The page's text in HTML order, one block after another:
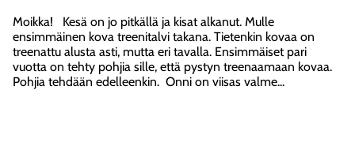
Moikka! Kesä on jo pitkällä ja kisat alkanut. Mulle
ensimmäinen kova treenitalvi takana. Tietenkin kovaa on
treenattu alusta asti, mutta eri tavalla. Ensimmäiset pari
vuotta on tehty pohjia sille, että pystyn treenaamaan kovaa.
Pohjia tehdään edelleenkin. Onni on viisas valme...